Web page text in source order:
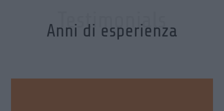
Testimonials
Anni di esperienza